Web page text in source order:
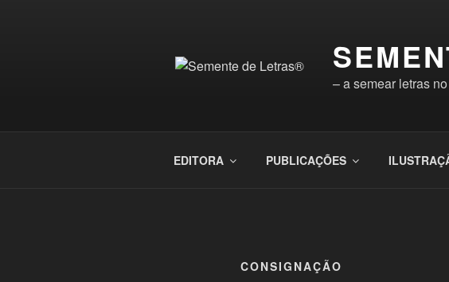
– a semear letras
EDITORA PUBLICAÇÕES
CONSIGNAÇÃO